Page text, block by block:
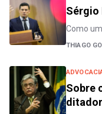
Sérgio
Como
THIAGO
Sobre